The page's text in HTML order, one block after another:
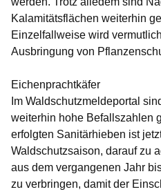
Kalamitätsflächen weiterhin
Einzelfallweise wird
Ausbringung von
Eichenprachtkäfer
Im Waldschutzmeldeportal
weiterhin hohe Befallszahlen
erfolgten Sanitärhieben ist
Waldschutzsaison, darauf zu
aus dem vergangenen Jahr
zu verbringen, damit der